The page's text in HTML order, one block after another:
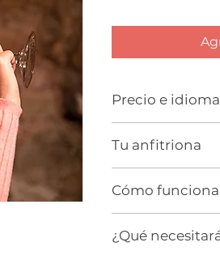
Precio e
Hasta 5
Idioma:Español
Tu anfitriona
Enóloga. Primera
bodega. Experta
exportación de
bodega Murillo
Cómo funciona
través de
¿Qué